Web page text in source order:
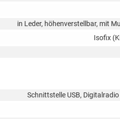
in Leder, höhenverstellbar, mit
Isofix
Schnittstelle USB,